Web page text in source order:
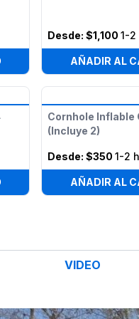
Desde:$1,100 1-2
AÑADIR AL
Cornhole Inflable
(Incluye 2)
Desde:$350 1-2
AÑADIR AL
VIDEO